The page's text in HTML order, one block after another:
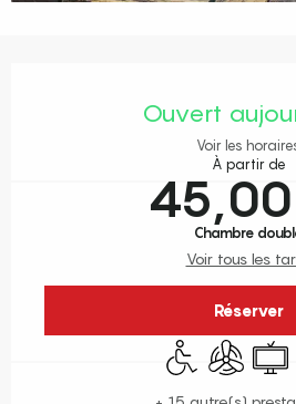
Ouvert
Voir les
À partir de
Chambre
Voir tous les
Réserver
AccèsAir